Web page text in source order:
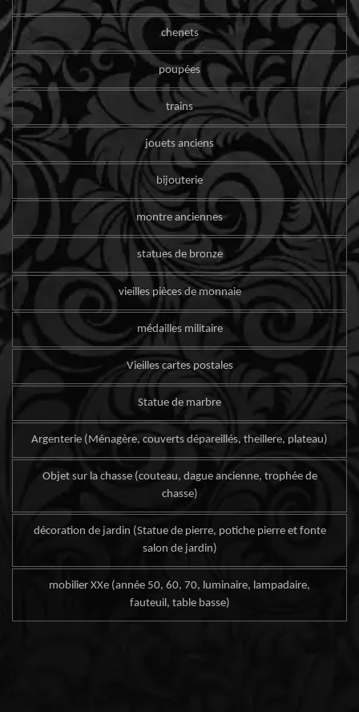
chenets
poupées
trains
jouets anciens
bijouterie
montre anciennes
statues de bronze
vieilles pièces de monnaie
médailles militaire
Vieilles cartes postales
Statue de marbre
Argenterie (Ménagère, couverts dépareillés, theillere, plateau)
Objet sur la chasse (couteau, dague ancienne, trophée de
chasse)
décoration de jardin (Statue de pierre, potiche pierre et fonte
salon de jardin)
mobilier XXe (année 50, 60, 70, luminaire, lampadaire,
fauteuil, table basse)